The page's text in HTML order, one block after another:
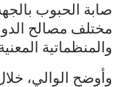
صابة الحبوب
مختلف مصالح
والمنظماتية
وأوضح الوالي،